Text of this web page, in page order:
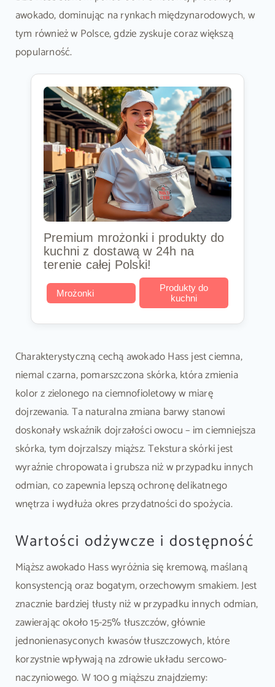
awokado, dominując na rynkach międzynarodowych, w
tym również w Polsce, gdzie zyskuje coraz większą
popularność.
Premium mrożonki i produkty do
kuchni z dostawą w 24h na
terenie całej Polski!
Mrożonki
Produkty do
kuchni
Charakterystyczną cechą awokado Hass jest ciemna,
niemal czarna, pomarszczona skórka, która zmienia
kolor z zielonego na ciemnofioletowy w miarę
dojrzewania. Ta naturalna zmiana barwy stanowi
doskonały wskaźnik dojrzałości owocu – im ciemniejsza
skórka, tym dojrzalszy miąższ. Tekstura skórki jest
wyraźnie chropowata i grubsza niż w przypadku innych
odmian, co zapewnia lepszą ochronę delikatnego
wnętrza i wydłuża okres przydatności do spożycia.
Wartości odżywcze i dostępność
Miąższ awokado Hass wyróżnia się kremową, maślaną
konsystencją oraz bogatym, orzechowym smakiem. Jest
znacznie bardziej tłusty niż w przypadku innych odmian,
zawierając około 15-25% tłuszczów, głównie
jednonienasyconych kwasów tłuszczowych, które
korzystnie wpływają na zdrowie układu sercowo-
naczyniowego. W 100 g miąższu znajdziemy: